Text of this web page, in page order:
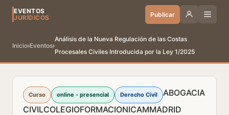
EVENTOS
JURÍDICOS
Publicar
Inicio›Eventos›
Análisis de la Nueva Regulación de las Costas
Procesales Civiles Introducida por la Ley 1/2025
Curso online - presencial Derecho Civil
ABOGACIA
CIVILCOLEGIOFORMACIONICAMMADRID